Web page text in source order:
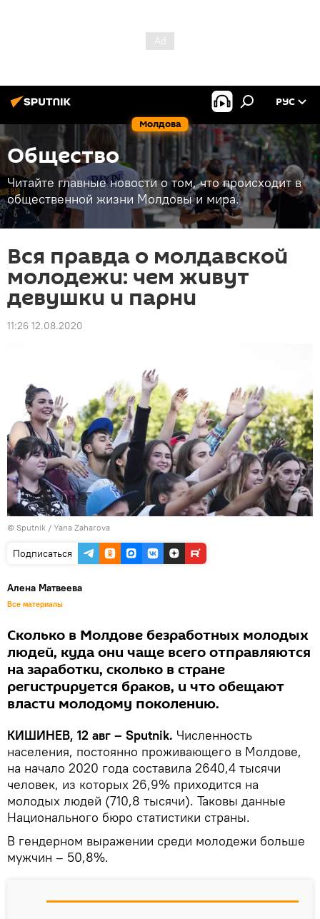
Молдова
РУС
Общество
Читайте главные новости о том, что происходит в
общественной жизни Молдовы и мира.
Вся правда о молдавской
молодежи: чем живут
девушки и парни
11:26 12.08.2020
© Sputnik / Yana Zaharova
Подписаться
Алена Матвеева
Все материалы
Сколько в Молдове безработных молодых
людей, куда они чаще всего отправляются
на заработки, сколько в стране
регистрируется браков, и что обещают
власти молодому поколению.
КИШИНЕВ, 12 авг – Sputnik. Численность
населения, постоянно проживающего в Молдове,
на начало 2020 года составила 2640,4 тысячи
человек, из которых 26,9% приходится на
молодых людей (710,8 тысячи). Таковы данные
Национального бюро статистики страны.
В гендерном выражении среди молодежи больше
мужчин – 50,8%.